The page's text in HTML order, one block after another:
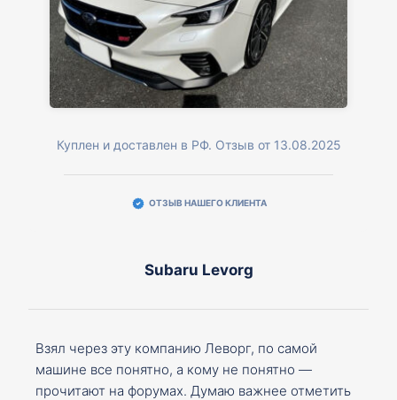
Куплен и доставлен в РФ. Отзыв от 13.08.2025
ОТЗЫВ НАШЕГО КЛИЕНТА
Subaru Levorg
Взял через эту компанию Леворг, по самой
машине все понятно, а кому не понятно —
прочитают на форумах. Думаю важнее отметить